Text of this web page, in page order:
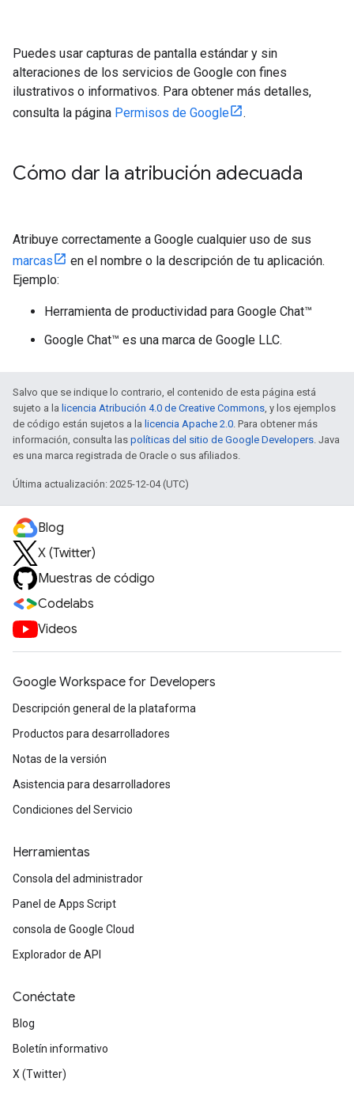
Puedes usar capturas de pantalla estándar y sin
alteraciones de los servicios de Google con fines
ilustrativos o informativos. Para obtener más detalles,
consulta la página Permisos de Google .
Cómo dar la atribución adecuada
Atribuye correctamente a Google cualquier uso de sus
marcas
en el nombre o la descripción de tu aplicación.
Ejemplo:
Herramienta de productividad para Google Chat™
Google Chat™ es una marca de Google LLC.
Salvo que se indique lo contrario, el contenido de esta página está
sujeto a la licencia Atribución 4.0 de Creative Commons, y los ejemplos
de código están sujetos a la licencia Apache 2.0. Para obtener más
información, consulta las políticas del sitio de Google Developers. Java
es una marca registrada de Oracle o sus afiliados.
Última actualización: 2025-12-04 (UTC)
Blog
X (Twitter)
Muestras de código
Codelabs
Videos
Google Workspace for Developers
Descripción general de la plataforma
Productos para desarrolladores
Notas de la versión
Asistencia para desarrolladores
Condiciones del Servicio
Herramientas
Consola del administrador
Panel de Apps Script
consola de Google Cloud
Explorador de API
Conéctate
Blog
Boletín informativo
X (Twitter)